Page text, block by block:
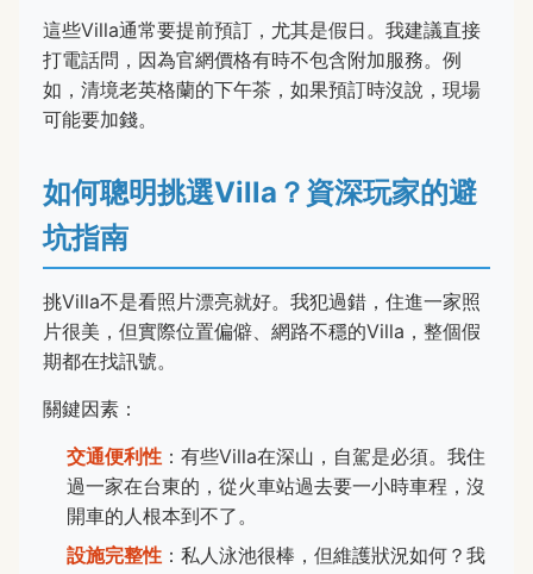
這些Villa通常要提前預訂，尤其是假日。我建議直接
打電話問，因為官網價格有時不包含附加服務。例
如，清境老英格蘭的下午茶，如果預訂時沒說，現場
可能要加錢。
如何聰明挑選Villa？資深玩家的避
坑指南
挑Villa不是看照片漂亮就好。我犯過錯，住進一家照
片很美，但實際位置偏僻、網路不穩的Villa，整個假
期都在找訊號。
關鍵因素：
交通便利性 ：有些Villa在深山，自駕是必須。我住
過一家在台東的，從火車站過去要一小時車程，沒
開車的人根本到不了。
設施完整性 ：私人泳池很棒，但維護狀況如何？我